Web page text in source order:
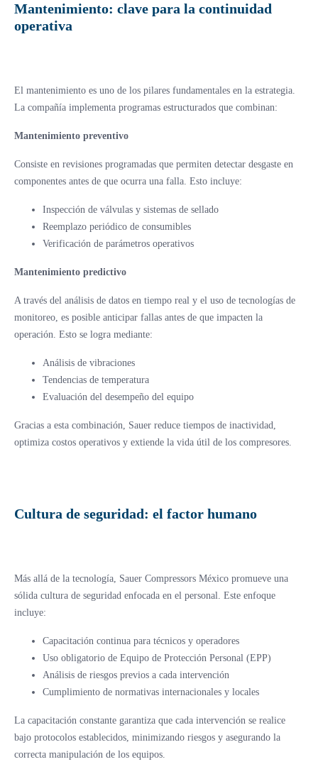
Mantenimiento: clave para la continuidad
operativa
El mantenimiento es uno de los pilares fundamentales en la estrategia.
La compañía implementa programas estructurados que combinan:
Mantenimiento preventivo
Consiste en revisiones programadas que permiten detectar desgaste en
componentes antes de que ocurra una falla. Esto incluye:
Inspección de válvulas y sistemas de sellado
Reemplazo periódico de consumibles
Verificación de parámetros operativos
Mantenimiento predictivo
A través del análisis de datos en tiempo real y el uso de tecnologías de
monitoreo, es posible anticipar fallas antes de que impacten la
operación. Esto se logra mediante:
Análisis de vibraciones
Tendencias de temperatura
Evaluación del desempeño del equipo
Gracias a esta combinación, Sauer reduce tiempos de inactividad,
optimiza costos operativos y extiende la vida útil de los compresores.
Cultura de seguridad: el factor humano
Más allá de la tecnología, Sauer Compressors México promueve una
sólida cultura de seguridad enfocada en el personal. Este enfoque
incluye:
Capacitación continua para técnicos y operadores
Uso obligatorio de Equipo de Protección Personal (EPP)
Análisis de riesgos previos a cada intervención
Cumplimiento de normativas internacionales y locales
La capacitación constante garantiza que cada intervención se realice
bajo protocolos establecidos, minimizando riesgos y asegurando la
correcta manipulación de los equipos.